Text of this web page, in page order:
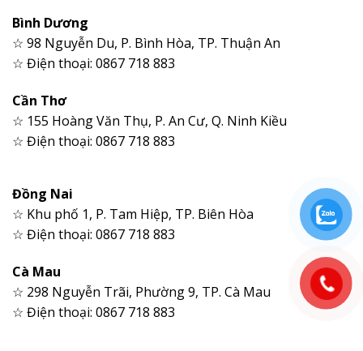
Bình Dương
☆ 98 Nguyễn Du, P. Bình Hòa, TP. Thuận An
☆ Điện thoại: 0867 718 883
Cần Thơ
☆ 155 Hoàng Văn Thụ, P. An Cư, Q. Ninh Kiều
☆ Điện thoại: 0867 718 883
Đồng Nai
☆ Khu phố 1, P. Tam Hiệp, TP. Biên Hòa
☆ Điện thoại: 0867 718 883
Cà Mau
☆ 298 Nguyễn Trãi, Phường 9, TP. Cà Mau
☆ Điện thoại: 0867 718 883